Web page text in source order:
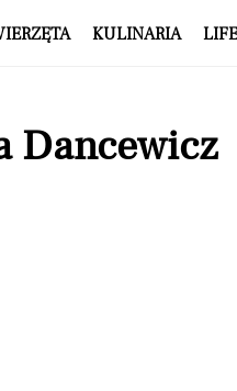
KULINARIA
Dancewicz